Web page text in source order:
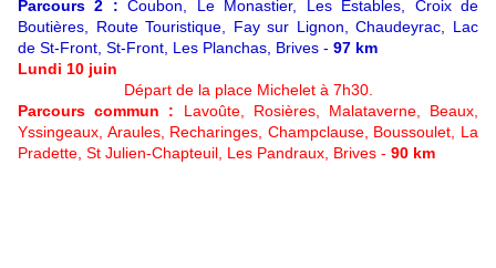
Parcours 2 : Coubon, Le Monastier, Les Estables, Croix de
Boutières, Route Touristique, Fay sur Lignon, Chaudeyrac, Lac
de St-Front, St-Front, Les Planchas, Brives - 97 km
Lundi 10 juin
Départ de la place Michelet à 7h30.
Parcours commun : Lavoûte, Rosières, Malataverne, Beaux,
Yssingeaux, Araules, Recharinges, Champclause, Boussoulet, La
Pradette, St Julien-Chapteuil, Les Pandraux, Brives - 90 km